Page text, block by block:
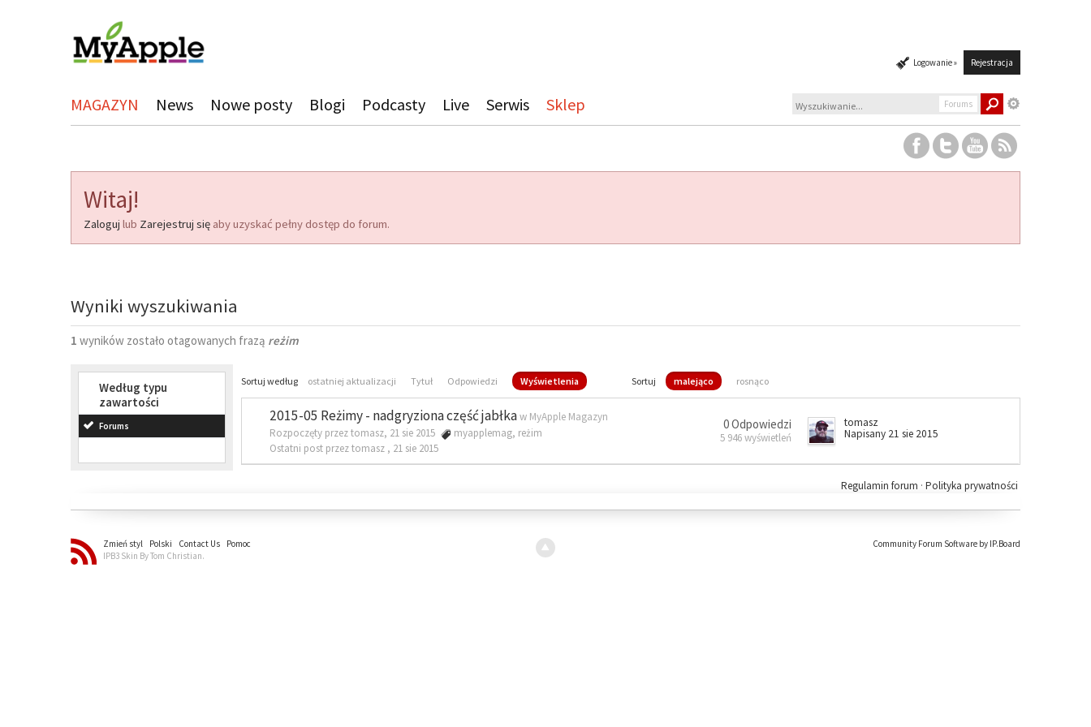
Logowanie » Rejestracja
MAGAZYN News Nowe posty Blogi Podcasty Live Serwis Sklep Forums
Witaj!
Zaloguj lub Zarejestruj się aby uzyskać pełny dostęp do forum.
Wyniki wyszukiwania
1 wyników zostało otagowanych frazą reżim
Według typu
zawartości
Forums
Sortuj według ostatniej aktualizacji Tytuł Odpowiedzi Wyświetlenia Sortuj malejąco rosnąco
2015-05 Reżimy - nadgryziona część jabłkaw MyApple Magazyn
Rozpoczęty przez tomasz, 21 sie 2015
myapplemag, reżim
Ostatni post przez tomasz , 21 sie 2015
0 Odpowiedzi
5 946 wyświetleń
tomasz
Napisany 21 sie 2015
Polityka prywatności
Regulamin forum ·
Zmień styl Polski Contact Us
Pomoc
IPB3 Skin By Tom Christian.
Community Forum Software by IP.Board